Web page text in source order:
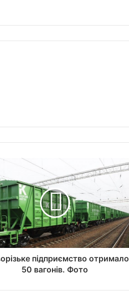
підприємство отримало
50 вагонів. Фото